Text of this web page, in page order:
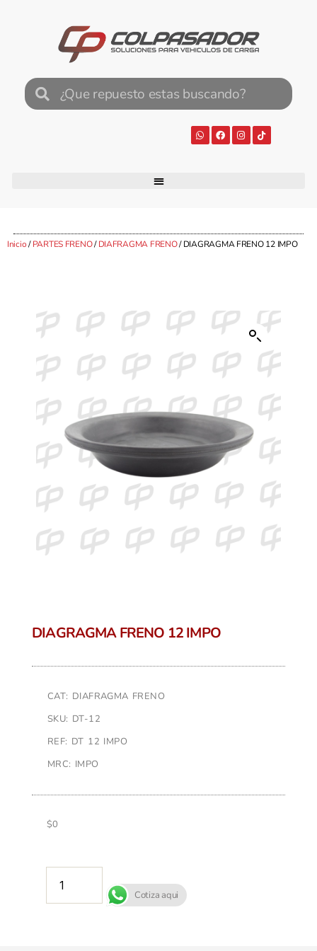
Inicio/PARTES FRENO/DIAFRAGMA FRENO/ DIAGRAGMA FRENO 12 IMPO
DIAGRAGMA FRENO 12 IMPO
CAT: DIAFRAGMA FRENO
SKU: DT-12
REF: DT 12 IMPO
MRC: IMPO
$0
Cotiza aqui